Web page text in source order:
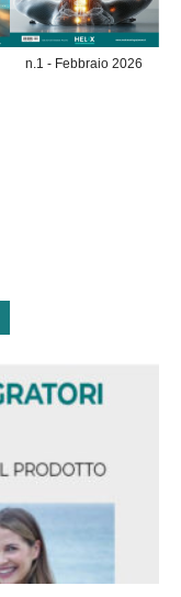
n.1 - Febbraio 2026